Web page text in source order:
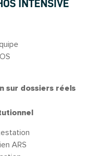
INTENSIVE
sur dossiers réels
ARS